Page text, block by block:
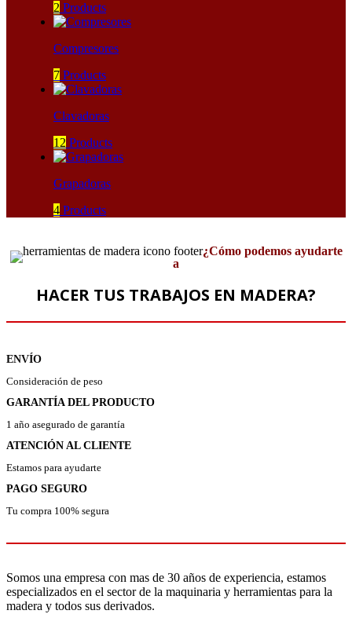
2 Products
Compresores
7 Products
Clavadoras
12 Products
Grapadoras
4 Products
¿Cómo podemos ayudarte
a
HACER TUS TRABAJOS EN MADERA?
ENVÍO
Consideración de peso
GARANTÍA DEL PRODUCTO
1 año asegurado de garantía
ATENCIÓN AL CLIENTE
Estamos para ayudarte
PAGO SEGURO
Tu compra 100% segura
Somos una empresa con mas de 30 años de experiencia, estamos
especializados en el sector de la maquinaria y herramientas para la
madera y todos sus derivados.